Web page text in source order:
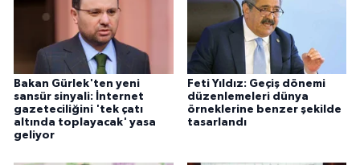
Bakan Gürlek'ten yeni
sansür sinyali: İnternet
gazeteciliğini 'tek çatı
altında toplayacak' yasa
geliyor
Feti Yıldız: Geçiş dönemi
düzenlemeleri dünya
örneklerine benzer şekilde
tasarlandı